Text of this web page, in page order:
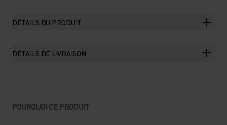
DÉTAILS DU PRODUIT
DÉTAILS DE LIVRAISON
POURQUOI CE PRODUIT